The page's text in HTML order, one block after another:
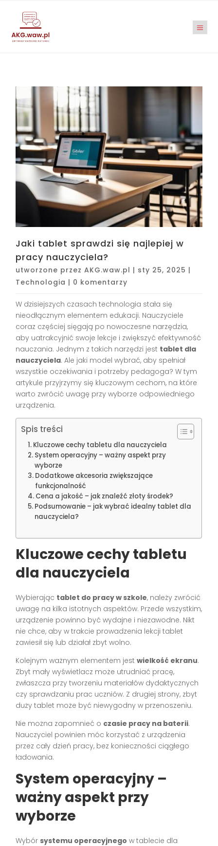
Jaki tablet sprawdzi się najlepiej w
pracy nauczyciela?
utworzone przezAKG.waw.pl | sty 25, 2025 |
Technologia | 0 komentarzy
W dzisiejszych czasach technologia stała się
nieodłącznym elementem edukacji. Nauczyciele
coraz częściej sięgają po nowoczesne narzędzia,
aby uatrakcyjnić swoje lekcje i zwiększyć efektywność
nauczania. Jednym z takich narzędzi jest tablet dla
nauczyciela. Ale jaki model wybrać, aby spełniał
wszystkie oczekiwania i potrzeby pedagoga? W tym
artykule przyjrzymy się kluczowym cechom, na które
warto zwrócić uwagę przy wyborze odpowiedniego
urządzenia.
Spis treści
Kluczowe cechy tabletu dla nauczyciela
System operacyjny – ważny aspekt przy
wyborze
Dodatkowe akcesoria zwiększające
funkcjonalność
Cena a jakość – jak znaleźć złoty środek?
Podsumowanie – jak wybrać idealny tablet dla
nauczyciela?
Kluczowe cechy tabletu
dla nauczyciela
Wybierając tablet do pracy w szkole, należy zwrócić
uwagę na kilka istotnych aspektów. Przede wszystkim,
urządzenie powinno być wydajne i niezawodne. Nikt
nie chce, aby w trakcie prowadzenia lekcji tablet
zawiesił się lub działał zbyt wolno.
Kolejnym ważnym elementem jestwielkość ekranu.
Zbyt mały wyświetlacz może utrudniać pracę,
zwłaszcza przy tworzeniu materiałów dydaktycznych
czy sprawdzaniu prac uczniów. Z drugiej strony, zbyt
duży tablet może być niewygodny w przenoszeniu.
Nie można zapomnieć o czasie pracy na baterii.
Nauczyciel powinien móc korzystać z urządzenia
przez cały dzień pracy, bez konieczności ciągłego
ładowania.
System operacyjny –
ważny aspekt przy
wyborze
Wybór systemu operacyjnego w tablecie dla